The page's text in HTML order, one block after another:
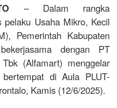
– Dalam rangka
pelaku Usaha Mikro, Kecil
Pemerintah Kabupaten
dengan PT
(Alfamart) menggelar
di Aula PLUT-
Kamis (12/6/2025).